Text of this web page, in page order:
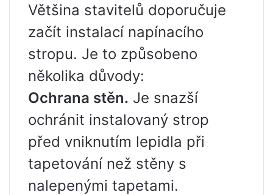
Většina stavitelů doporučuje
začít instalací napínacího
stropu. Je to způsobeno
několika důvody:
Ochrana stěn. Je snazší
ochránit instalovaný strop
před vniknutím lepidla při
tapetování než stěny s
nalepenými tapetami.